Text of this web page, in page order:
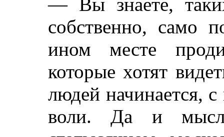
собственно, само
ином месте
которые хотят
людей начинается,
воли. Да и